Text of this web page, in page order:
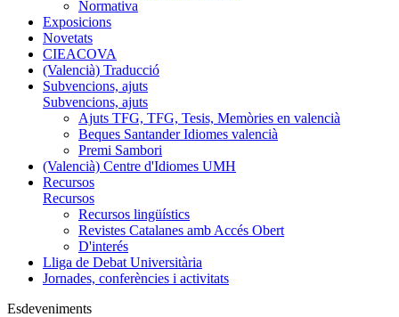
Normativa
Exposicions
Novetats
CIEACOVA
(Valencià) Traducció
Subvencions, ajuts
Subvencions, ajuts
Ajuts TFG, TFG, Tesis, Memòries en valencià
Beques Santander Idiomes valencià
Premi Sambori
(Valencià) Centre d'Idiomes UMH
Recursos
Recursos
Recursos lingüístics
Revistes Catalanes amb Accés Obert
D'interés
Lliga de Debat Universitària
Jornades, conferències i activitats
Esdeveniments